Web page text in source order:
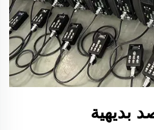
بديهية